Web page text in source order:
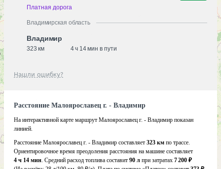
Платная дорога
Владимирская область
Владимир
323 км 4 ч 14 мин в пути
Нашли ошибку?
Расстояние Малоярославец г. - Владимир
На интерактивной карте маршрут Малоярославец г. - Владимир показан
линией.
Расстояние Малоярославец г. - Владимир составляет 323 км по трассе.
Ориентировочное время преодоления расстояния на машине составляет
4 ч 14 мин. Средний расход топлива составит 90 л при затратах 7 200 ₽